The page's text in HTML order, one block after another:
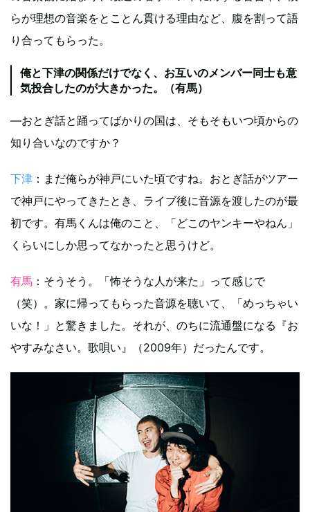
らが理想の音楽をとことん貫ける理由など、腹を割って語
り合ってもらった。
俺と下津の関係だけでなく、お互いのメンバー同士も意
気投合したのが大きかった。（有馬）
―おとぎ話と踊ってばかりの国は、そもそもいつ頃からの
知り合いなのですか？
下津 ：まだ俺らが神戸にいた頃ですね。おとぎ話がツアー
で神戸にやってきたとき、ライブ後に音源を渡したのが最
初です。有馬くんは俺のこと、「どこのヤンキーやねん」
くらいにしか思ってなかったと思うけど。
有馬 ：そうそう。「怖そうな人が来た」って感じで
（笑）。家に帰ってもらった音源を聴いて、「めっちゃい
いな！」と驚きました。それが、のちに流通盤になる『お
やすみなさい。歌唄い』（2009年）だったんです。